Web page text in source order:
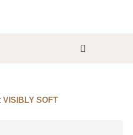
VISIBLY SOFT